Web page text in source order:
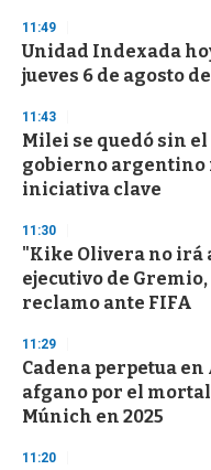
s
e
c
o
d
s
11:49
Unidad Indexada
jueves 6 de agosto
11:43
Milei se quedó sin
gobierno argentino
iniciativa clave
11:30
"Kike Olivera no irá
ejecutivo de
reclamo ante FIFA
11:29
Cadena perpetua
afgano por el
Múnich en 2025
11:20